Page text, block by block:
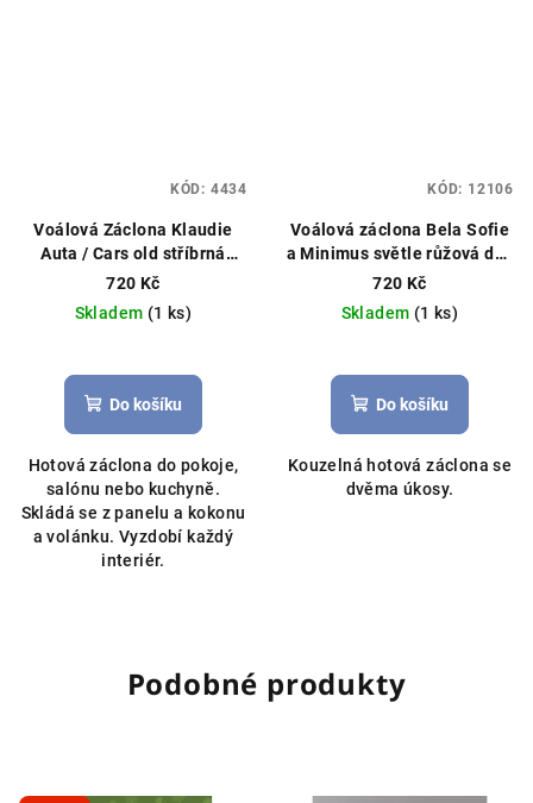
Voálová Záclona Klaudie
Auta / Cars old stříbrná
400x145cm
720 Kč
Skladem (1 ks)
Do košíku
Hotová záclona do pokoje,
salónu nebo kuchyně.
Skládá se z panelu a kokonu
a volánku. Vyzdobí každý
interiér.
KÓD: 4434
Voálová záclona Bela Sofie
a Minimus světle růžová dva
úkosy 400x145cm
720 Kč
Skladem (1 ks)
Do košíku
Kouzelná hotová záclona se
dvěma úkosy.
KÓD: 12106
Podobné produkty